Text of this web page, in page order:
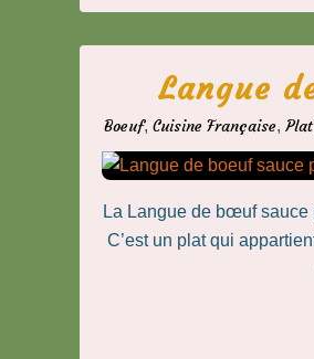
Langue
Boeuf, Cuisine Française,
La Langue de bœuf sauce
C’est un plat qui